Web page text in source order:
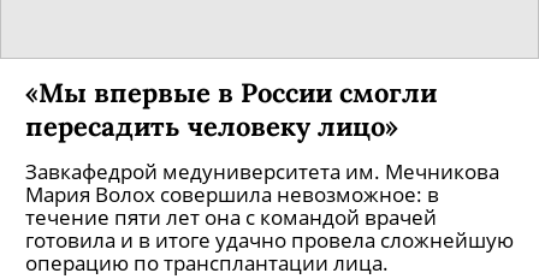
«Мы впервые в России смогли
пересадить человеку лицо»
Завкафедрой медуниверситета им. Мечникова
Мария Волох совершила невозможное: в
течение пяти лет она с командой врачей
готовила и в итоге удачно провела сложнейшую
операцию по трансплантации лица.